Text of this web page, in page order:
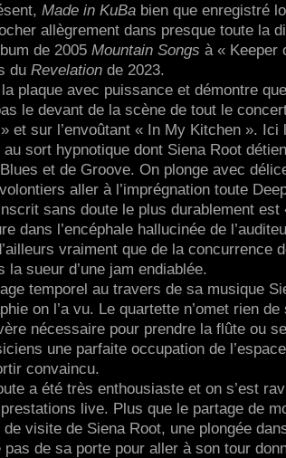
Made in KuBa bien que enregistré
allègrement dans presque toute la
de 2005 Mountain Songs à « Keeper
du Revelation de 2023.
plaque avec puissance et démontre
le devant de la scène de tout le
et sur l’envoûtant « In My Kitchen ».
sort hypnotique dont Siena Root
et de Groove. On plonge avec
aller à l’imprégnation toute
sans doute le plus durablement
dans l’encéphale hallucinée de
vraiment que de la concurrence
la sueur d’une jam endiablée.
temporel au travers de sa musique
on l’a vu. Le quartette n’omet rien
nécessaire pour prendre la flûte ou
une parfaite occupation de
convaincu.
a été très enthousiaste et on s’est
live. Plus que le partage de
visite de Siena Root, une plongée
de sa porte pour aller à son tour